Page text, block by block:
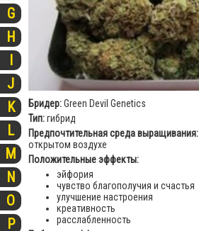
G
H
I
J
K
L
M
N
O
P
Бридер:Green Devil Genetics
Тип:гибрид
Предпочтительная среда выращивания:
открытом воздухе
Положительные эффекты:
эйфория
чувство благополучия и счастья
улучшение настроения
креативность
расслабленность